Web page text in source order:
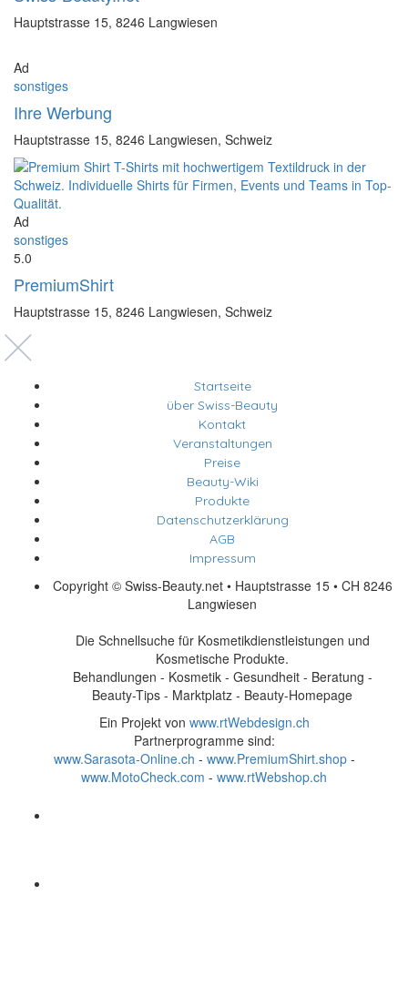
Hauptstrasse 15, 8246 Langwiesen
Ad
sonstiges
Ihre Werbung
Hauptstrasse 15, 8246 Langwiesen, Schweiz
Ad
sonstiges
5.0
PremiumShirt
Hauptstrasse 15, 8246 Langwiesen, Schweiz
Startseite
über Swiss-Beauty
Kontakt
Veranstaltungen
Preise
Beauty-Wiki
Produkte
Datenschutzerklärung
AGB
Impressum
Copyright © Swiss-Beauty.net • Hauptstrasse 15 • CH 8246
Langwiesen
Die Schnellsuche für Kosmetikdienstleistungen und
Kosmetische Produkte.
Behandlungen - Kosmetik - Gesundheit - Beratung -
Beauty-Tips - Marktplatz - Beauty-Homepage
Ein Projekt von www.rtWebdesign.ch
Partnerprogramme sind:
www.Sarasota-Online.ch - www.PremiumShirt.shop-
www.MotoCheck.com - www.rtWebshop.ch